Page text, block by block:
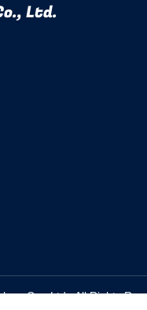
Ltd.
Co., Ltd.. All Rights